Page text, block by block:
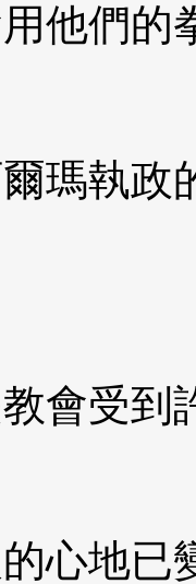
他們的
瑪執政
會受到
心地已